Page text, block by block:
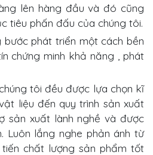
lên hàng đầu và đó cũng
tiêu phấn đấu của chúng tôi.
phát triển một cách bền
chứng minh khả năng , phát
tôi đều được lựa chọn kĩ
liệu đến quy trình sản xuất
sản xuất lành nghề và được
Luôn lắng nghe phản ánh từ
chất lượng sản phẩm tốt